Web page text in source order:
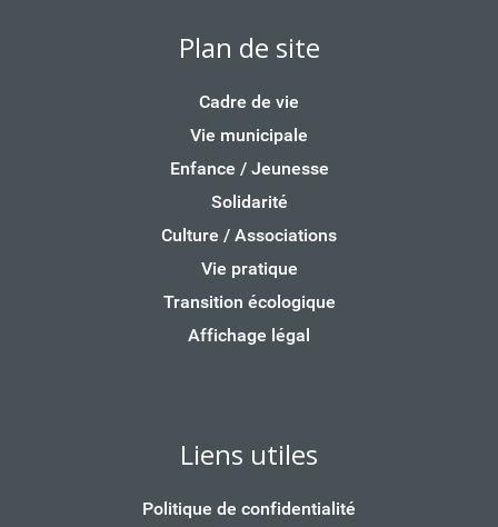
Plan de site
Cadre de vie
Vie municipale
Enfance / Jeunesse
Solidarité
Culture / Associations
Vie pratique
Transition écologique
Affichage légal
Liens utiles
Politique de confidentialité